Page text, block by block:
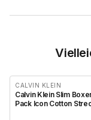
CALVIN KLEIN
Calvin Klein Slim
Pack Icon Cotton